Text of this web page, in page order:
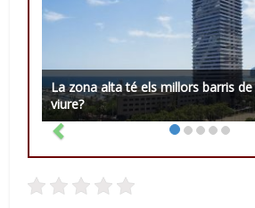
La zona alta té els millors barris
viure?